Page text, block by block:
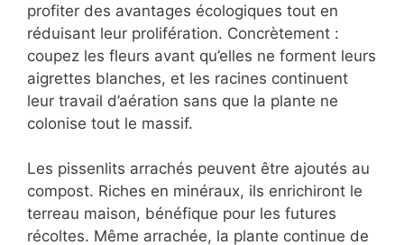
profiter des avantages écologiques tout en
réduisant leur prolifération. Concrètement :
coupez les fleurs avant qu’elles ne forment leurs
aigrettes blanches, et les racines continuent
leur travail d’aération sans que la plante ne
colonise tout le massif.
Les pissenlits arrachés peuvent être ajoutés au
compost. Riches en minéraux, ils enrichiront le
terreau maison, bénéfique pour les futures
récoltes. Même arrachée, la plante continue de